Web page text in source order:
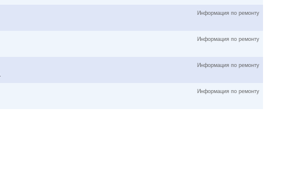
Информация по ремонту
Информация по ремонту
Информация по ремонту
Информация по ремонту